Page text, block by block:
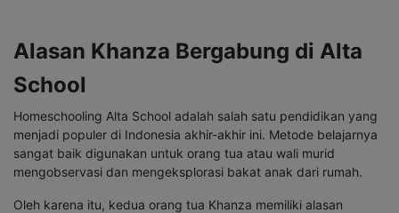
Alasan Khanza Bergabung di Alta
School
Homeschooling Alta School adalah salah satu pendidikan yang
menjadi populer di Indonesia akhir-akhir ini. Metode belajarnya
sangat baik digunakan untuk orang tua atau wali murid
mengobservasi dan mengeksplorasi bakat anak dari rumah.
Oleh karena itu, kedua orang tua Khanza memiliki alasan